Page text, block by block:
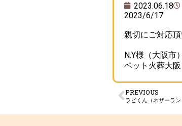
2023.06.18
2023/6/17
親切にご対応
N.Y様（大阪市）
ペット火葬大
PREVIOUS
ラビくん（ネザーラン